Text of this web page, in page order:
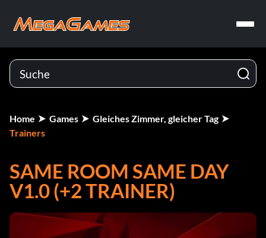
Home Games
Gleiches Zimmer, gleicher Tag
Trainers
SAME ROOM SAME DAY
V1.0 (+2 TRAINER)